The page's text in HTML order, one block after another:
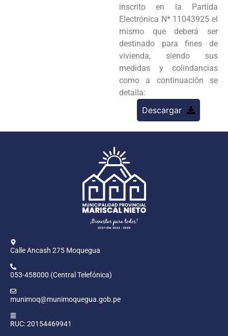
inscrito en la Partida
Electrónica N* 11043925 el
mismo que deberá ser
destinado para fines de
vivienda, siendo sus
medidas y colindancias
como a continuación se
detalla:
Descargar
Calle Ancash 275 Moquegua
053-458000 (Central Telefónica)
munimoq@munimoquegua.gob.pe
RUC: 20154469941